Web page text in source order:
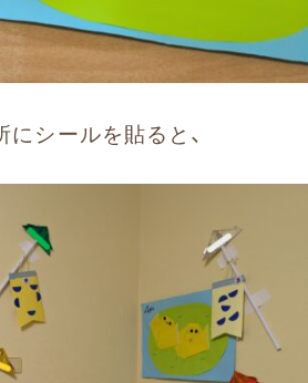
シールを貼ると、